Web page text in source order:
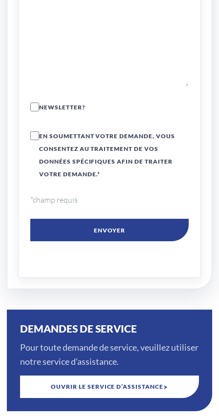
NEWSLETTER?
EN SOUMETTANT VOTRE DEMANDE, VOUS
CONSENTEZ AU TRAITEMENT DE VOS
DONNÉES SPÉCIFIQUES AFIN DE TRAITER
VOTRE DEMANDE.*
*champ requis
DEMANDES DE SERVICE
Pour toute demande de service, veuillez utiliser
notre service d’assistance.
OUVRIR LE SERVICE D’ASSISTANCE>